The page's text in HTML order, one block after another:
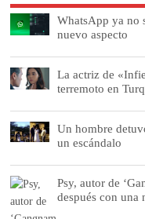
WhatsApp ya no
nuevo aspecto
La actriz de
terremoto en
Un hombre
un escándalo
Psy, autor de
después con una